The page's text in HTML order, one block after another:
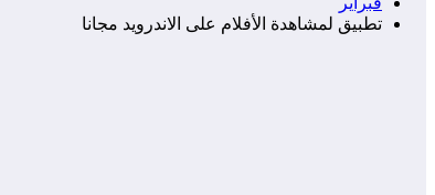
تطبيق لمشاهدة الأفلام على الاندرويد مجانا